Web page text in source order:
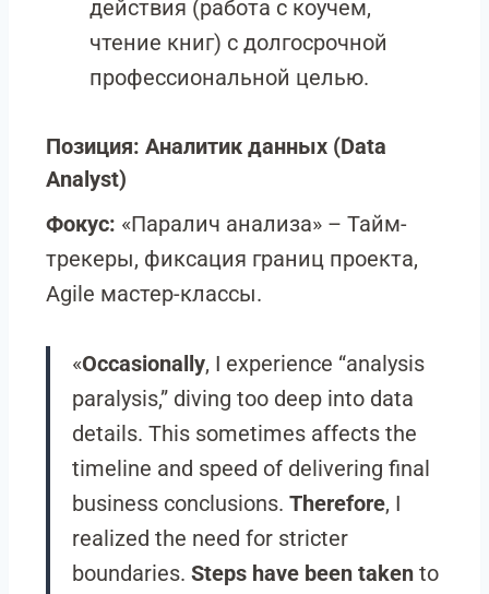
действия (работа с коучем,
чтение книг) с долгосрочной
профессиональной целью.
Позиция: Аналитик данных (Data
Analyst)
Фокус: «Паралич анализа» – Тайм-
трекеры, фиксация границ проекта,
Agile мастер-классы.
«Occasionally, I experience “analysis
paralysis,” diving too deep into data
details. This sometimes affects the
timeline and speed of delivering final
business conclusions. Therefore, I
realized the need for stricter
boundaries. Steps have been taken to